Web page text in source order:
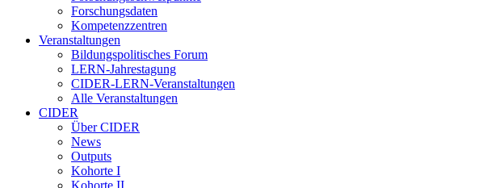
Forschungsdaten
Kompetenzzentren
Veranstaltungen
Bildungspolitisches Forum
LERN-Jahrestagung
CIDER-LERN-Veranstaltungen
Alle Veranstaltungen
CIDER
Über CIDER
News
Outputs
Kohorte I
Kohorte II